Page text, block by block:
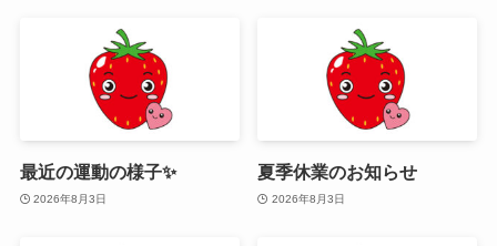
最近の運動の様子✨
2026年8月3日
夏季休業のお知らせ
2026年8月3日